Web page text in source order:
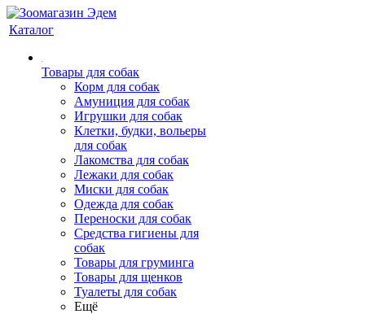
Каталог
Товары для собак
Корм для собак
Амуниция для собак
Игрушки для собак
Клетки, будки, вольеры
для собак
Лакомства для собак
Лежаки для собак
Миски для собак
Одежда для собак
Переноски для собак
Средства гигиены для
собак
Товары для груминга
Товары для щенков
Туалеты для собак
Ещё